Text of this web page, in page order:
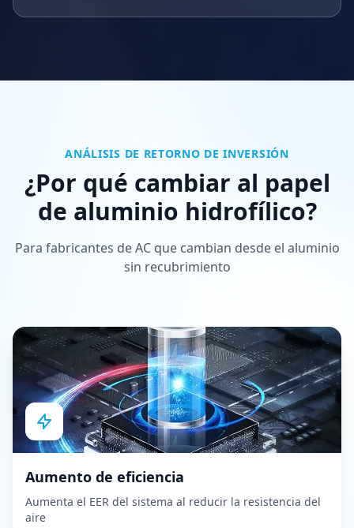
ANÁLISIS DE RETORNO DE INVERSIÓN
¿Por qué cambiar al papel
de aluminio hidrofílico?
Para fabricantes de AC que cambian desde el aluminio
sin recubrimiento
Aumento de eficiencia
Aumenta el EER del sistema al reducir la resistencia del
aire